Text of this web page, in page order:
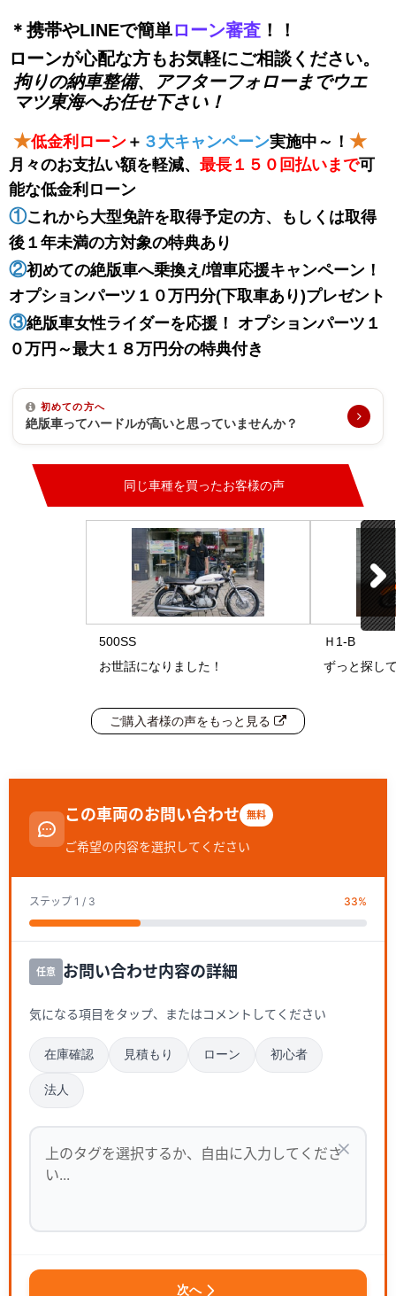
＊携帯やLINEで簡単ローン審査 ！！
ローンが心配な方もお気軽にご相談ください。
拘りの納車整備、アフターフォローまでウエ
マツ東海へお任せ下さい！
★低金利ローン ＋ ３大キャンペーン実施中～！ ★
月々のお支払い額を軽減、 最長１５０回払いまで可
能な低金利ローン
①これから大型免許を取得予定の方、もしくは取得
後１年未満の方対象の特典あり
②初めての絶版車へ乗換え/増車応援キャンペーン！
オプションパーツ１０万円分(下取車あり)プレゼント
③絶版車女性ライダーを応援！ オプションパーツ１
０万円～最大１８万円分の特典付き
初めての方へ
絶版車ってハードルが高いと思っていませんか？
同じ車種を買ったお客様の声
500SS
お世話になりました！
Ｈ1-B
ずっと探し
ご購入者様の声をもっと見る
この車両のお問い合わせ 無料
ご希望の内容を選択してください
ステップ 1 / 3 33%
任意 お問い合わせ内容の詳細
気になる項目をタップ、またはコメントしてください
在庫確認 見積もり ローン 初心者
法人
次へ